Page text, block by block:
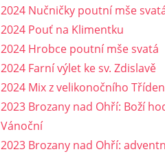
2024 Nučničky poutní mše
2024 Pouť na Klimentku
2024 Hrobce poutní mše svatá
2024 Farní výlet ke sv. Zdislavě
2024 Mix z velikonočního
2023 Brozany nad Ohří: Boží
Vánoční
2023 Brozany nad Ohří: